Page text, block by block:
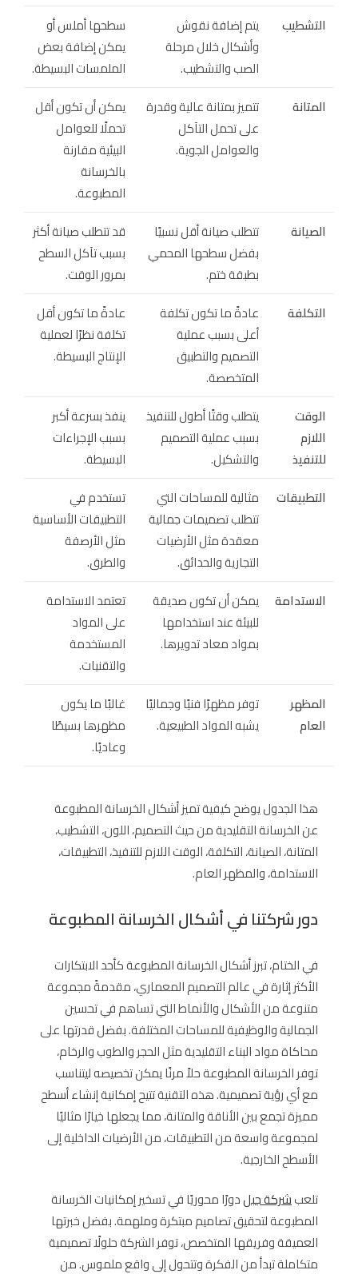
التشطيب
يتم إضافة نقوش
وأشكال خلال مرحلة
الصب والتشطيب.
سطحها أملس أو
يمكن إضافة بعض
الملمسات البسيطة.
المتانة
تتميز بمتانة عالية وقدرة
على تحمل التآكل
والعوامل الجوية.
يمكن أن تكون أقل
تحملًا للعوامل
البيئية مقارنة
بالخرسانة
المطبوعة.
الصيانة
تتطلب صيانة أقل نسبيًا
بفضل سطحها المحمي
بطبقة ختم.
قد تتطلب صيانة أكثر
بسبب تآكل السطح
بمرور الوقت.
التكلفة
عادةً ما تكون تكلفة
أعلى بسبب عملية
التصميم والتطبيق
المتخصصة.
عادةً ما تكون أقل
تكلفة نظرًا لعملية
الإنتاج البسيطة.
الوقت
اللازم
للتنفيذ
يتطلب وقتًا أطول للتنفيذ
بسبب عملية التصميم
والتشكيل.
ينفذ بسرعة أكبر
بسبب الإجراءات
البسيطة.
التطبيقات
مثالية للمساحات التي
تتطلب تصميمات جمالية
معقدة مثل الأرضيات
التجارية والحدائق.
تستخدم في
التطبيقات الأساسية
مثل الأرصفة
والطرق.
الاستدامة
يمكن أن تكون صديقة
للبيئة عند استخدامها
بمواد معاد تدويرها.
تعتمد الاستدامة
على المواد
المستخدمة
والتقنيات.
المظهر
العام
توفر مظهرًا فنيًا وجماليًا
يشبه المواد الطبيعية.
غالبًا ما يكون
مظهرها بسيطًا
وعاديًا.
هذا الجدول يوضح كيفية تميز أشكال الخرسانة المطبوعة
عن الخرسانة التقليدية من حيث التصميم، اللون، التشطيب،
المتانة، الصيانة، التكلفة، الوقت اللازم للتنفيذ، التطبيقات،
الاستدامة، والمظهر العام.
دور شركتنا في أشكال الخرسانة المطبوعة
في الختام، تبرز أشكال الخرسانة المطبوعة كأحد الابتكارات
الأكثر إثارة في عالم التصميم المعماري، مقدمةً مجموعة
متنوعة من الأشكال والأنماط التي تساهم في تحسين
الجمالية والوظيفية للمساحات المختلفة. بفضل قدرتها على
محاكاة مواد البناء التقليدية مثل الحجر والطوب والرخام،
توفر الخرسانة المطبوعة حلاً مرنًا يمكن تخصيصه ليتناسب
مع أي رؤية تصميمية. هذه التقنية تتيح إمكانية إنشاء أسطح
مميزة تجمع بين الأناقة والمتانة، مما يجعلها خيارًا مثاليًا
لمجموعة واسعة من التطبيقات، من الأرضيات الداخلية إلى
الأسطح الخارجية.
تلعبشركة جبلدورًا محوريًا في تسخير إمكانيات الخرسانة
المطبوعة لتحقيق تصاميم مبتكرة وملهمة. بفضل خبرتها
العميقة وفريقها المتخصص، توفر الشركة حلولًا تصميمية
متكاملة تبدأ من الفكرة وتتحول إلى واقع ملموس. من